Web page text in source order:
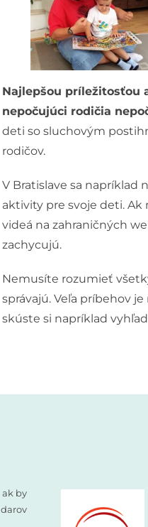
Najlepšou príležitosťou
nepočujúci rodičia
deti so sluchovým
rodičov.
V Bratislave sa napríklad
aktivity pre svoje deti.
videá na zahraničných
zachycujú.
Nemusíte rozumieť
správajú. Veľa príbehov
skúste si napríklad
ak by